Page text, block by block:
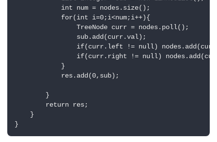
动
态
            int num = nodes.size();
            for(int i=0;i<num;i++){
                TreeNode curr = nodes.poll();
                sub.add(curr.val);
if(curr.left != null)
if(curr.right != null)
            }
            res.add(0,sub);
        }
        return res;
    }
}